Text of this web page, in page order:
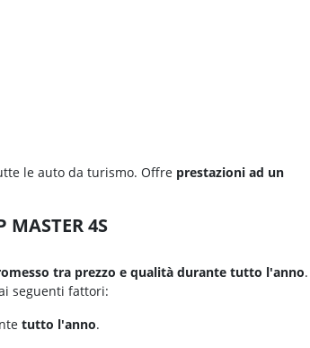
le auto da turismo. Offre prestazioni ad un
4S
tra prezzo e qualità durante tutto l'anno.
seguenti fattori:
tutto l'anno.